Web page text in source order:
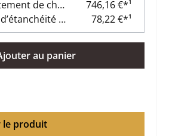
Spartherm Arte U-50h revêtement de chambre de combustion A
746,16 €*¹
Spartherm Arte U-50h joint d’étanchéité vitre
78,22 €*¹
souhaitée ou utilisez les boutons pour
au panier
le produit